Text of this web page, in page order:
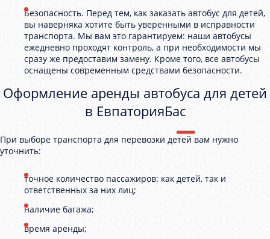
Безопасность. Перед тем, как заказать автобус для детей,
вы наверняка хотите быть уверенными в исправности
транспорта. Мы вам это гарантируем: наши автобусы
ежедневно проходят контроль, а при необходимости мы
сразу же предоставим замену. Кроме того, все автобусы
оснащены современным средствами безопасности.
Оформление аренды автобуса для детей
в ЕвпаторияБас
При выборе транспорта для перевозки детей вам нужно
уточнить:
точное количество пассажиров: как детей, так и
ответственных за них лиц;
наличие багажа;
время аренды;